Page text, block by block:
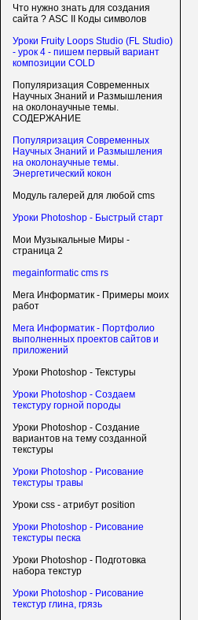
Что нужно знать для создания
сайта ? ASC II Коды символов
Уроки Fruity Loops Studio (FL Studio)
- урок 4 - пишем первый вариант
композиции COLD
Популяризация Современных
Научных Знаний и Размышления
на околонаучные темы.
СОДЕРЖАНИЕ
Популяризация Современных
Научных Знаний и Размышления
на околонаучные темы.
Энергетический кокон
Модуль галерей для любой cms
Уроки Photoshop - Быстрый старт
Мои Музыкальные Миры -
страница 2
megainformatic cms rs
Мега Информатик - Примеры моих
работ
Мега Информатик - Портфолио
выполненных проектов сайтов и
приложений
Уроки Photoshop - Текстуры
Уроки Photoshop - Создаем
текстуру горной породы
Уроки Photoshop - Создание
вариантов на тему созданной
текстуры
Уроки Photoshop - Рисование
текстуры травы
Уроки css - атрибут position
Уроки Photoshop - Рисование
текстуры песка
Уроки Photoshop - Подготовка
набора текстур
Уроки Photoshop - Рисование
текстур глина, грязь